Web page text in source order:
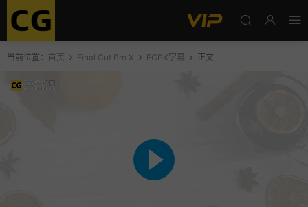
当前位置： 首页 Final Cut Pro X FCPX字幕 正文